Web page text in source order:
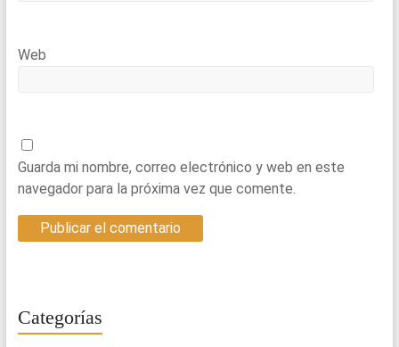
Web
Guarda mi nombre, correo electrónico y web en este
navegador para la próxima vez que comente.
Categorías